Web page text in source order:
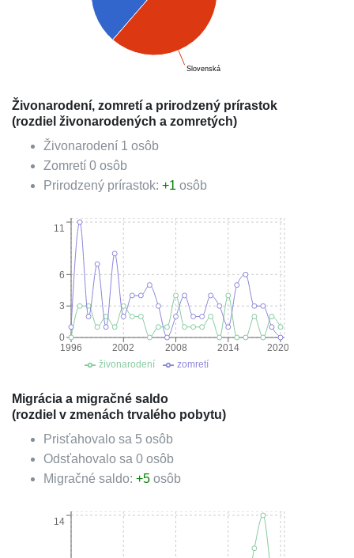
Slovenská
Živonarodení, zomretí a prirodzený prírastok
(rozdiel živonarodených a zomretých)
Živonarodení 1 osôb
Zomretí 0 osôb
Prirodzený prírastok: +1 osôb
1996 2002 2008 2014 2020
0
3
6
11
živonarodení zomretí
Migrácia a migračné saldo
(rozdiel v zmenách trvalého pobytu)
Prisťahovalo sa 5 osôb
Odsťahovalo sa 0 osôb
Migračné saldo: +5 osôb
14